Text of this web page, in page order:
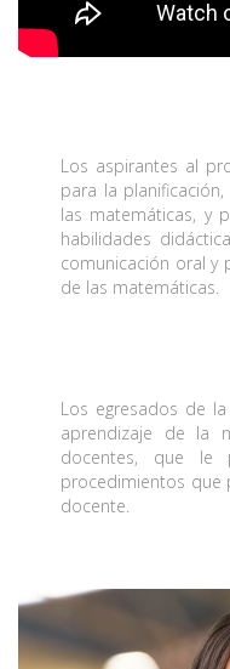
Los aspirantes al
para la
las matemáticas, y
habilidades
comunicación oral y
de las matemáticas.
Los egresados de
aprendizaje de la
docentes, que le
procedimientos que
docente.